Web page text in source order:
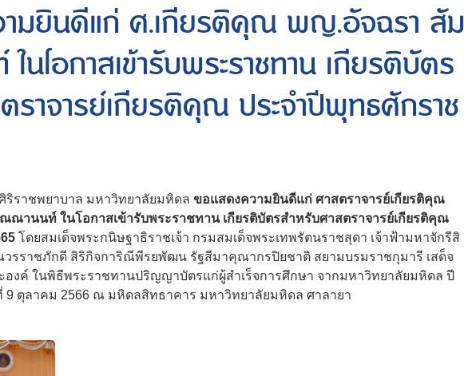
มยินดีแก่ ศ.เกียรติคุณ พญ.อัจฉรา สัม
โอกาสเข้ารับพระราชทาน เกียรติบัตร
ราจารย์เกียรติคุณ ประจำปีพุทธศักราช
าชพยาบาล มหาวิทยาลัยมหิดล ขอแสดงความยินดีแก่ ศาสตราจารย์เกียรติคุณ
านนท์ ในโอกาสเข้ารับพระราชทาน เกียรติบัตรสำหรับศาสตราจารย์เกียรติคุณ
โดยสมเด็จพระกนิษฐาธิราชเจ้า กรมสมเด็จพระเทพรัตนราชสุดา เจ้าฟ้ามหาจักรีสิ
รราชภักดี สิริกิจการิณีพีรยพัฒน รัฐสีมาคุณากรปิยชาติ สยามบรมราชกุมารี เสด็จ
องค์ ในพิธีพระราชทานปริญญาบัตรแก่ผู้สำเร็จการศึกษา จากมหาวิทยาลัยมหิดล ปี
9 ตุลาคม 2566 ณ มหิดลสิทธาคาร มหาวิทยาลัยมหิดล ศาลายา